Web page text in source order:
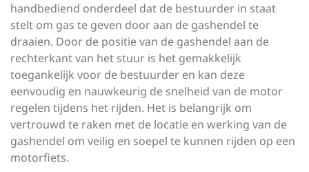
handbediend onderdeel dat de bestuurder in staat
stelt om gas te geven door aan de gashendel te
draaien. Door de positie van de gashendel aan de
rechterkant van het stuur is het gemakkelijk
toegankelijk voor de bestuurder en kan deze
eenvoudig en nauwkeurig de snelheid van de motor
regelen tijdens het rijden. Het is belangrijk om
vertrouwd te raken met de locatie en werking van de
gashendel om veilig en soepel te kunnen rijden op een
motorfiets.